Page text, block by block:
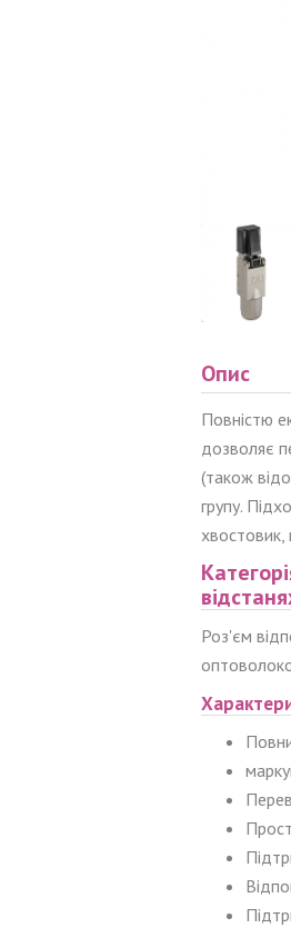
Опис
Повністю
дозволяє
(також
групу.
хвостовик,
Роз'єм